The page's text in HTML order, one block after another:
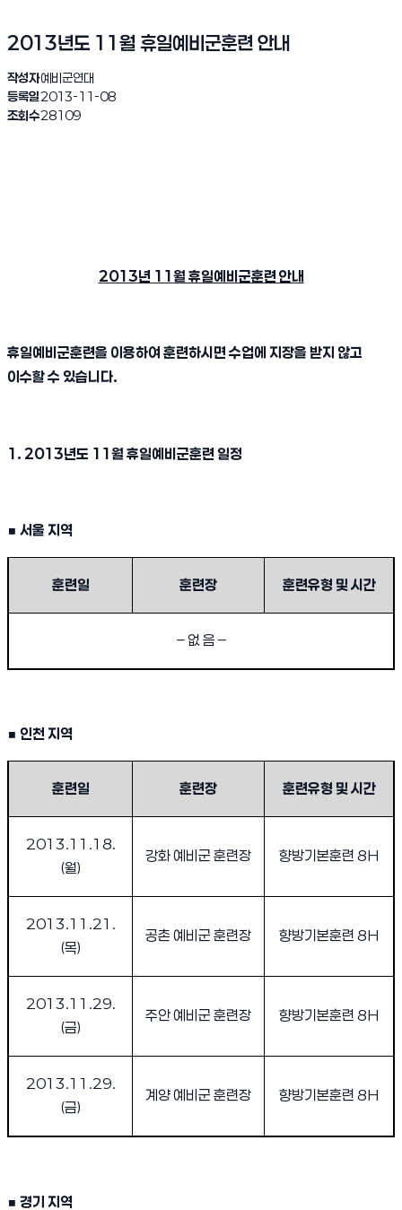
2013년도 11월 휴일예비군훈련 안내
작성자예비군연대
등록일2013-11-08
조회수28109
2013년 11 월 휴일예비군훈련 안내
휴일예비군훈련을 이용하여 훈련하시면 수업에 지장을 받지 않고
이수할 수 있습니다.
1. 2013년도 11 월 휴일예비군훈련 일정
■ 서울 지역
훈련일 훈련장 훈련유형 및 시간
–없 음 –
■ 인천 지역
훈련일 훈련장 훈련유형 및 시간
2013.11.18.
(월)
강화 예비군 훈련장 향방기본훈련 8H
2013.11.21.
(목)
공촌 예비군 훈련장 향방기본훈련 8H
2013.11.29.
(금)
주안 예비군 훈련장 향방기본훈련 8H
2013.11.29.
(금)
계양 예비군 훈련장 향방기본훈련 8H
■ 경기 지역